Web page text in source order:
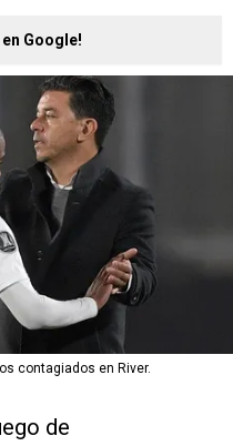
Google!
contagiados en River.
de